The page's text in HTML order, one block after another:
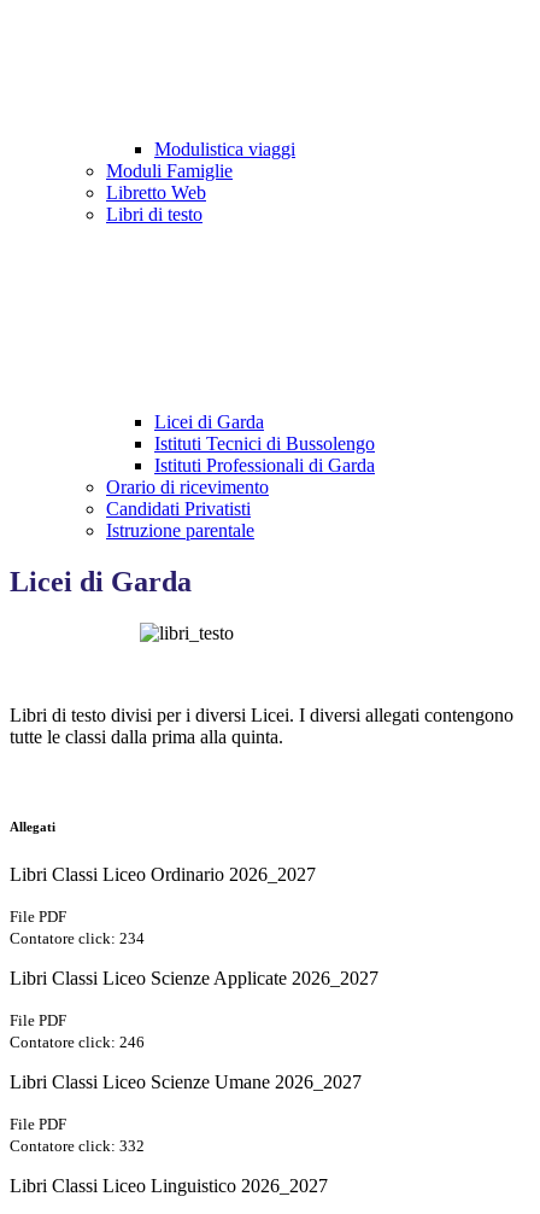
Modulistica viaggi
Moduli Famiglie
Libretto Web
Libri di testo
Licei di Garda
Istituti Tecnici di Bussolengo
Istituti Professionali di Garda
Orario di ricevimento
Candidati Privatisti
Istruzione parentale
Licei di Garda
Libri di testo divisi per i diversi Licei. I diversi allegati contengono
tutte le classi dalla prima alla quinta.
Allegati
Libri Classi Liceo Ordinario 2026_2027
File PDF
Contatore click: 234
Libri Classi Liceo Scienze Applicate 2026_2027
File PDF
Contatore click: 246
Libri Classi Liceo Scienze Umane 2026_2027
File PDF
Contatore click: 332
Libri Classi Liceo Linguistico 2026_2027